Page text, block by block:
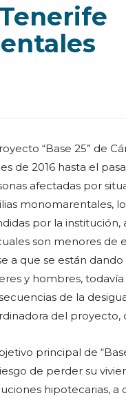
“Base 25” de
de 2016 hasta el
afectadas por
monomarentales,
por la institución,
son menores de
a que se están
y hombres,
de la
del proyecto,
principal de
de perder su
hipotecarias, a